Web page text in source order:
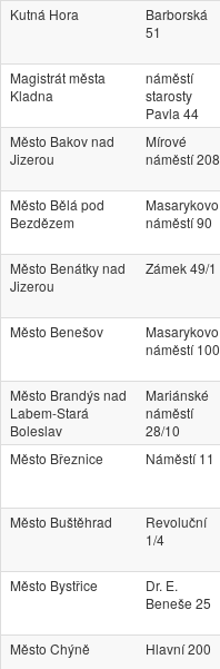
Kutná Hora
Barborská
51
Magistrát města
Kladna
náměstí
starosty
Pavla 44
Město Bakov nad
Jizerou
Mírové
náměstí 208
Město Bělá pod
Bezdězem
Masarykovo
náměstí 90
Město Benátky nad
Jizerou
Zámek 49/1
Město Benešov
Masarykovo
náměstí 100
Město Brandýs nad
Labem-Stará
Boleslav
Mariánské
náměstí
28/10
Město Březnice Náměstí 11
Město Buštěhrad
Revoluční
1/4
Město Bystřice
Dr. E.
Beneše 25
Město Chýně Hlavní 200